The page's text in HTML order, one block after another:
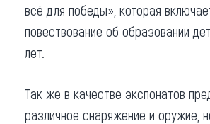
всё для победы», которая
повествование об образовании
лет.
Так же в качестве экспонатов
различное снаряжение и оружие,